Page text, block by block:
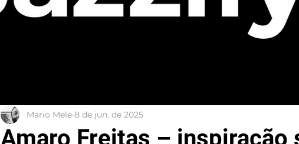
Amaro Freitas – inspiração
Mario Mele 8 de jun. de 2025